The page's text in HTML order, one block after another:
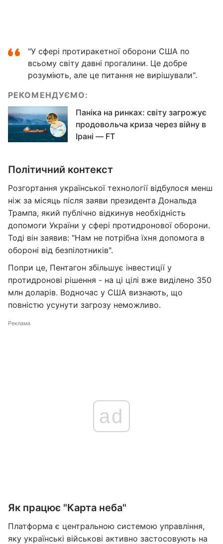
"У сфері протиракетної оборони США по
всьому світу давні прогалини. Це добре
розуміють, але це питання не вирішували".
РЕКОМЕНДУЄМО:
Паніка на ринках: світу загрожує
продовольча криза через війну в
Ірані — FT
Політичний контекст
Розгортання української технології відбулося менш
ніж за місяць після заяви президента Дональда
Трампа, який публічно відкинув необхідність
допомоги України у сфері протидронової оборони.
Тоді він заявив: "Нам не потрібна їхня допомога в
обороні від безпілотників".
Попри це, Пентагон збільшує інвестиції у
протидронові рішення - на ці цілі вже виділено 350
млн доларів. Водночас у США визнають, що
повністю усунути загрозу неможливо.
Реклама
ad
Як працює "Карта неба"
Платформа є центральною системою управління,
яку українські військові активно застосовують на